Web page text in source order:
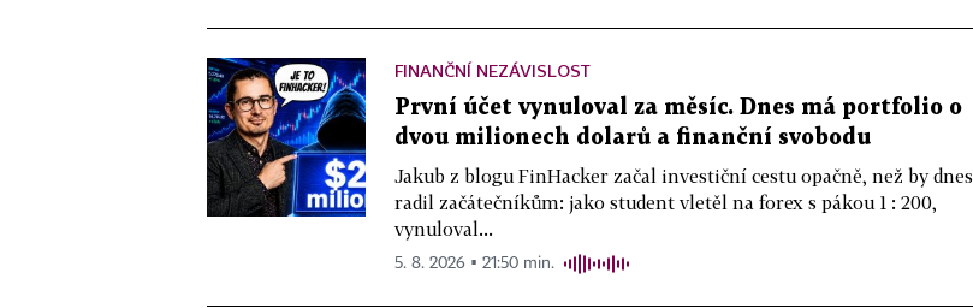
FINANČNÍ NEZÁVISLOST
První účet vynuloval za měsíc. Dnes má portfolio o
dvou milionech dolarů a finanční svobodu
Jakub z blogu FinHacker začal investiční cestu opačně, než by dnes
radil začátečníkům: jako student vletěl na forex s pákou 1 : 200,
vynuloval...
5. 8. 2026 ▪ 21:50 min.